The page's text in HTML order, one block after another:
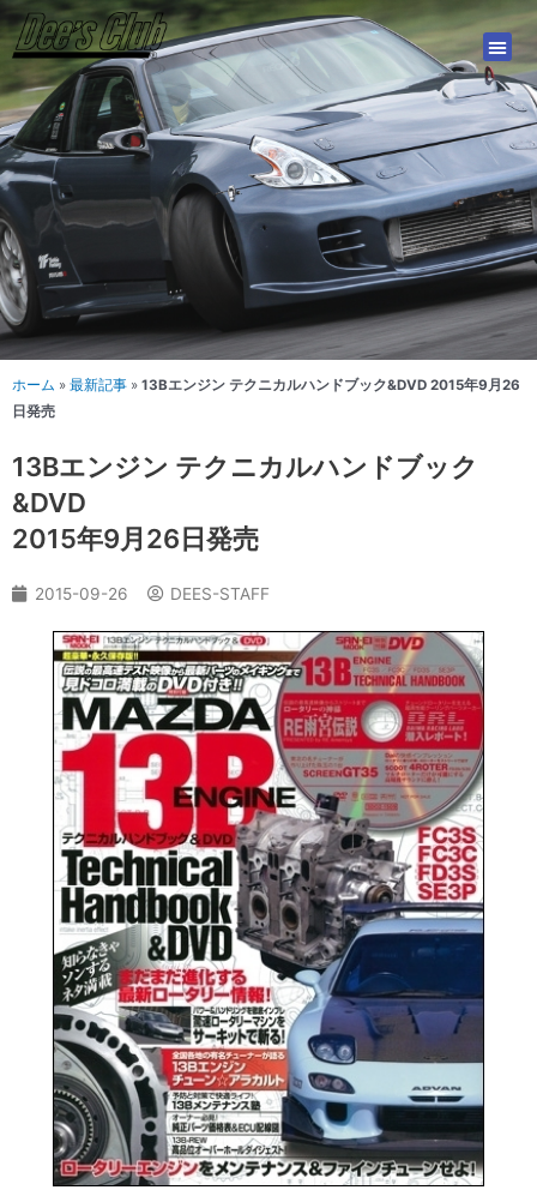
内
容
を
ス
キ
ッ
プ
ホーム » 最新記事 » 13Bエンジン テクニカルハンドブック&DVD 2015年9月26
日発売
13Bエンジン テクニカルハンドブック
&DVD
2015年9月26日発売
2015-09-26 DEES-STAFF